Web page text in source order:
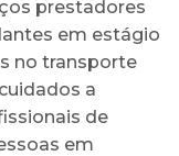
prestadores
em estágio
no transporte
a
de
em